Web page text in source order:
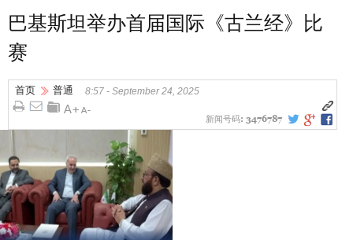
巴基斯坦举办首届国际《古兰经》比
赛
首页 普通 8:57 - September 24, 2025
新闻号码: 3476787